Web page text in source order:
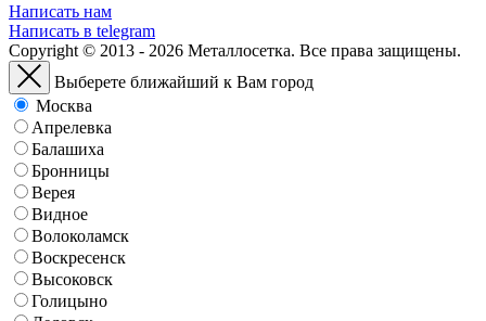
Написать нам
Написать в telegram
Copyright © 2013 - 2026 Металлосетка. Все права защищены.
Выберете ближайший к Вам город
Москва
Апрелевка
Балашиха
Бронницы
Верея
Видное
Волоколамск
Воскресенск
Высоковск
Голицыно